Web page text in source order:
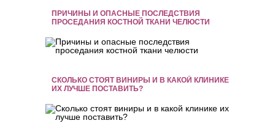
ПРИЧИНЫ И ОПАСНЫЕ ПОСЛЕДСТВИЯ
ПРОСЕДАНИЯ КОСТНОЙ ТКАНИ ЧЕЛЮСТИ
СКОЛЬКО СТОЯТ ВИНИРЫ И В КАКОЙ КЛИНИКЕ
ИХ ЛУЧШЕ ПОСТАВИТЬ?